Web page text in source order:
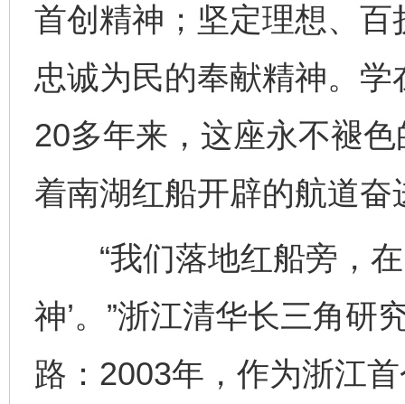
首创精神；坚定理想、
忠诚为民的奉献精神。
20多年来，这座永不褪
着南湖红船开辟的航道
“我们落地红船旁，在
神’。”浙江清华长三角研
路：2003年，作为浙江